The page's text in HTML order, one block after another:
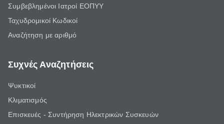
Συμβεβλημένοι Ιατροί ΕΟΠΥΥ
Ταχυδρομικοί Κωδικοί
Αναζήτηση με αριθμό
Συχνές Αναζητήσεις
Ψυκτικοί
Κλιματισμός
Επισκευές - Συντήρηση Ηλεκτρικών Συσκευών